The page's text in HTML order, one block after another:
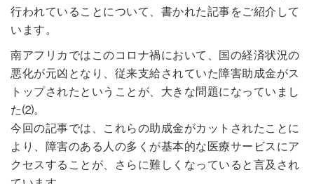
行われていることについて、書かれた記事をご紹介して
います。
南アフリカではこのコロナ禍において、国の経済状況の
悪化が元凶となり、従来支給されていた障害助成金がス
トップされたということが、大きな問題になっていまし
た⑵。
今回の記事では、これらの助成金がカットされたことに
より、障害のある人の多くが基本的な医療サービスにア
クセスすることが、さらに難しくなっていると言及され